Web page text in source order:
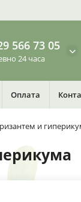
566 73 05
24 часа
Оплата
и